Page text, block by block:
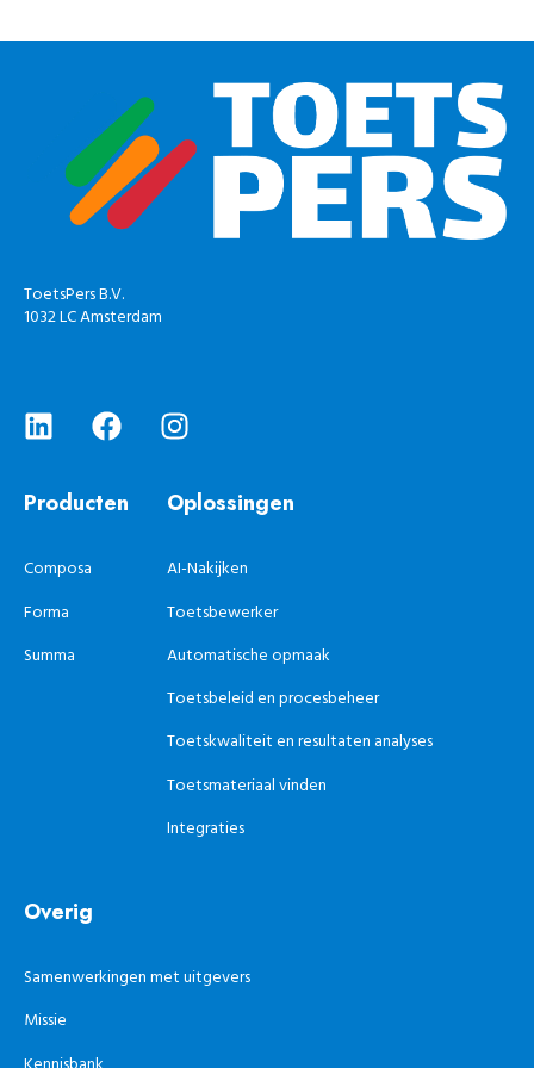
ToetsPers B.V.
1032 LC Amsterdam
Producten
Composa
Forma
Summa
Oplossingen
AI-Nakijken
Toetsbewerker
Automatische opmaak
Toetsbeleid en procesbeheer
Toetskwaliteit en resultaten analyses
Toetsmateriaal vinden
Integraties
Overig
Samenwerkingen met uitgevers
Missie
Kennisbank